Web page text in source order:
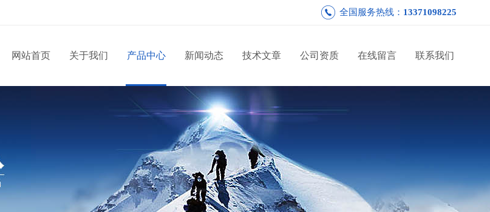
全国服务热线： 13371098225
网站首页 关于我们 产品中心 新闻动态 技术文章 公司资质 在线留言 联系我们